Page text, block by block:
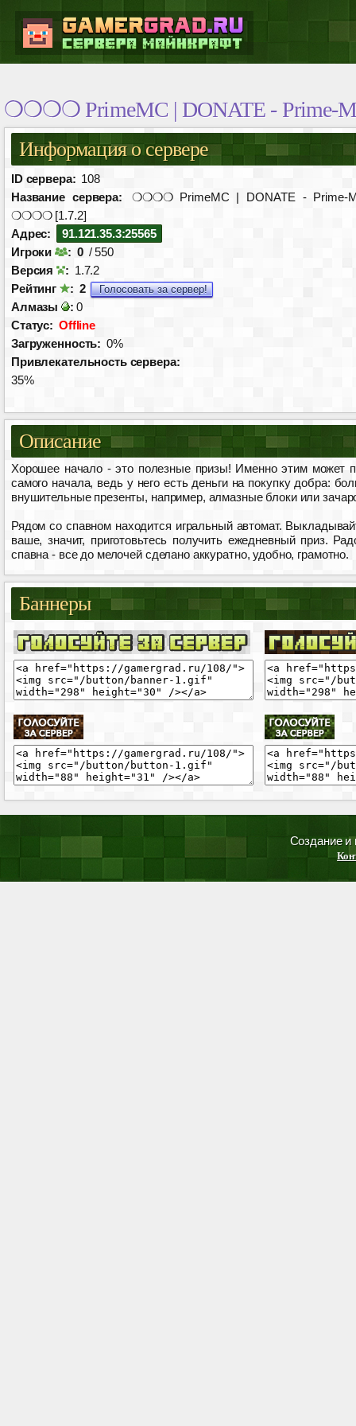
❍❍❍❍ PrimeMC | DONATE -
Информация о сервере
ID сервера: 108
Название сервера:
❍❍❍❍ PrimeMC | DONATE - Prime-
❍❍❍❍ [1.7.2]
Адрес:
91.121.35.3:25565
Игроки
: 0 / 550
Версия
: 1.7.2
Рейтинг
: 2 Голосовать за сервер!
Алмазы : 0
Статус: Offline
Загруженность: 0%
Привлекательность сервера:
35%
Описание
Хорошее начало - это полезные призы! Именно этим может
самого начала, ведь у него есть деньги на покупку добра:
внушительные презенты, например, алмазные блоки или
Рядом со спавном находится игральный автомат.
ваше, значит, приготовьтесь получить ежедневный приз.
спавна - все до мелочей сделано аккуратно, удобно, грамотно.
Баннеры
Создание и